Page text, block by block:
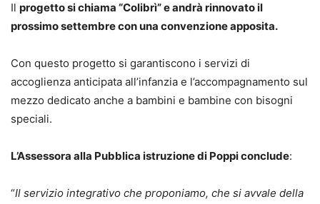
Il progetto si chiama “Colibrì” e andrà rinnovato il
prossimo settembre con una convenzione apposita.
Con questo progetto si garantiscono i servizi di
accoglienza anticipata all’infanzia e l’accompagnamento sul
mezzo dedicato anche a bambini e bambine con bisogni
speciali.
L’Assessora alla Pubblica istruzione di Poppi conclude:
“Il servizio integrativo che proponiamo, che si avvale della